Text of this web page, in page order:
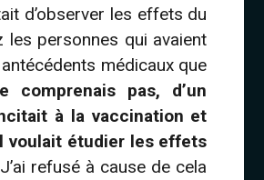
d’observer les effets du
les personnes qui avaient
médicaux que
comprenais pas, d’un
à la vaccination et
voulait étudier les effets
refusé à cause de cela